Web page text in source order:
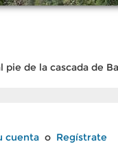
de la cascada de
cuenta o Regístrate